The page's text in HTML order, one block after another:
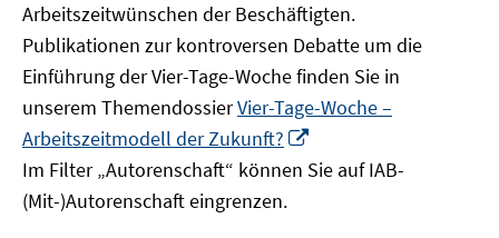
Arbeitszeitwünschen der Beschäftigten.
Publikationen zur kontroversen Debatte um die
Einführung der Vier-Tage-Woche finden Sie in
unserem ThemendossierVier-Tage-Woche –
Arbeitszeitmodell der Zukunft?
neuem
Im Filter „Autorenschaft“ können Sie auf IAB-
(Mit-)Autorenschaft eingrenzen.